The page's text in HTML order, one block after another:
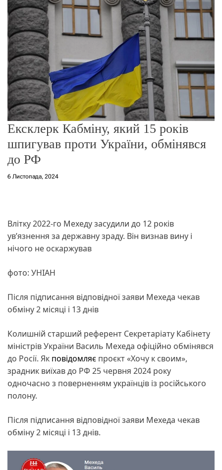
о
р
ж
и
Ексклерк Кабміну, який 15 років
шпигував проти України, обмінявся
до РФ
6 Листопада, 2024
Влітку 2022-го Мехеду засудили до 12 років
увʼязнення за державну зраду. Він визнав вину і
нічого не оскаржував
фото: УНІАН
Після підписання відповідної заяви Мехеда чекав
обміну 2 місяці і 13 днів
Колишній старший референт Cекретаріату Кабінету
міністрів України Василь Мехеда офіційно обмінявся
до Росії. Як повідомляє проєкт «Хочу к своим»,
зрадник виїхав до РФ 25 червня 2024 року
одночасно з поверненням українців із російського
полону.
Після підписання відповідної заяви Мехеда чекав
обміну 2 місяці і 13 днів.